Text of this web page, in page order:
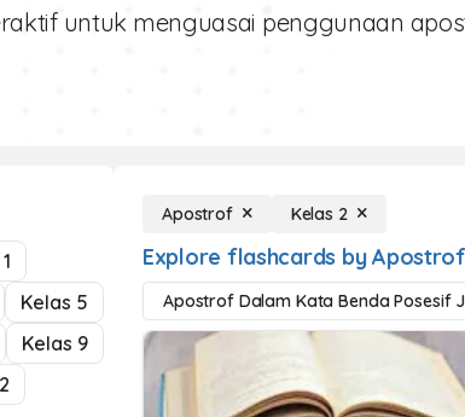
untuk menguasai penggunaan
Kelas 5
Kelas 9
Apostrof Kelas 2
Explore flashcards by
Apostrof Dalam Kata Benda Posesif